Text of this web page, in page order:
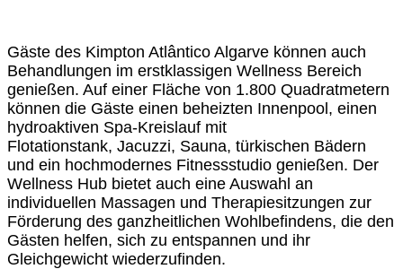
Gäste des Kimpton Atlântico Algarve können auch
Behandlungen im erstklassigen Wellness Bereich
genießen. Auf einer Fläche von 1.800 Quadratmetern
können die Gäste einen beheizten Innenpool, einen
hydroaktiven Spa-Kreislauf mit
Flotationstank, Jacuzzi, Sauna, türkischen Bädern
und ein hochmodernes Fitnessstudio genießen. Der
Wellness Hub bietet auch eine Auswahl an
individuellen Massagen und Therapiesitzungen zur
Förderung des ganzheitlichen Wohlbefindens, die den
Gästen helfen, sich zu entspannen und ihr
Gleichgewicht wiederzufinden.